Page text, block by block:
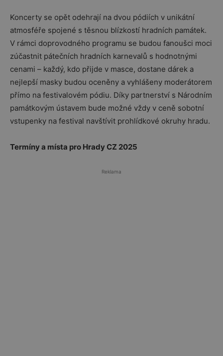
Koncerty se opět odehrají na dvou pódiích v unikátní
atmosféře spojené s těsnou blízkostí hradních památek.
V rámci doprovodného programu se budou fanoušci moci
zúčastnit pátečních hradních karnevalů s hodnotnými
cenami – každý, kdo přijde v masce, dostane dárek a
nejlepší masky budou oceněny a vyhlášeny moderátorem
přímo na festivalovém pódiu. Díky partnerství s Národním
památkovým ústavem bude možné vždy v ceně sobotní
vstupenky na festival navštívit prohlídkové okruhy hradu.
Termíny a místa pro Hrady CZ 2025
Reklama